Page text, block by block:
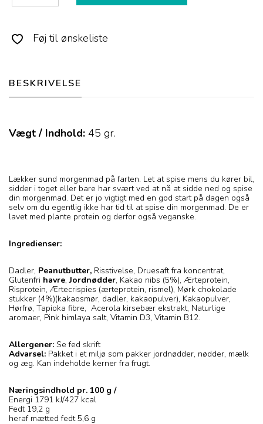
Føj til ønskeliste
BESKRIVELSE
Vægt / Indhold: 45 gr.
Lækker sund morgenmad på farten. Let at spise mens du kører bil,
sidder i toget eller bare har svært ved at nå at sidde ned og spise
din morgenmad. Det er jo vigtigt med en god start på dagen også
selv om du egentlig ikke har tid til at spise din morgenmad. De er
lavet med plante protein og derfor også veganske.
Ingredienser:
Dadler, Peanutbutter, Risstivelse, Druesaft fra koncentrat,
Glutenfri havre,Jordnødder, Kakao nibs (5%), Ærteprotein,
Risprotein, Ærtecrispies (ærteprotein, rismel), Mørk chokolade
stukker (4%)(kakaosmør, dadler, kakaopulver), Kakaopulver,
Hørfrø, Tapioka fibre, Acerola kirsebær ekstrakt, Naturlige
aromaer, Pink himlaya salt, Vitamin D3, Vitamin B12.
Allergener: Se fed skrift
Advarsel: Pakket i et miljø som pakker jordnødder, nødder, mælk
og æg. Kan indeholde kerner fra frugt.
Næringsindhold pr. 100 g /
Energi 1791 kJ/427 kcal
Fedt 19,2 g
heraf mætted fedt 5,6 g